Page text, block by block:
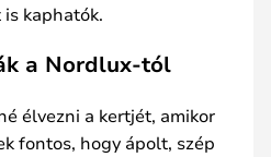
kaphatók.
a Nordlux-tól
élvezni a kertjét, amikor
fontos, hogy ápolt, szép